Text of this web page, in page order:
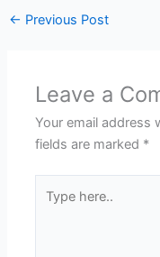
← Previous Post
Leave a
Your email address
fields are marked *
here..